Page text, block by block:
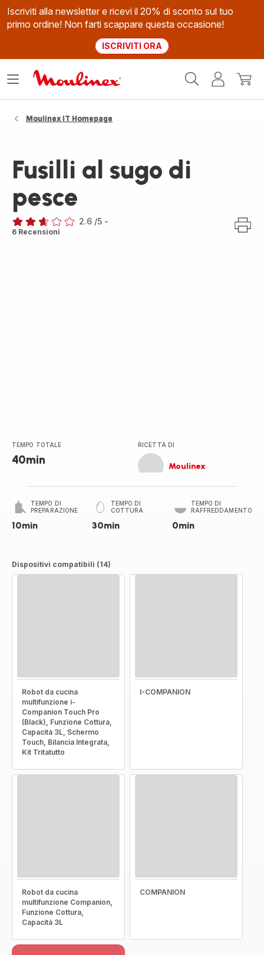
Iscriviti alla newsletter e ricevi il 20% di sconto sul tuo
primo ordine! Non farti scappare questa occasione!
ISCRIVITI ORA
Il
Apri
Moulinex IT Homepage
Fusilli al sugo di
pesce
ratings.2.6
2.6 /5 -
6 Recensioni
TEMPO TOTALE
40min
RICETTA DI
Moulinex
TEMPO DI
PREPARAZIONE
10min
TEMPO DI
COTTURA
30min
TEMPO DI
RAFFREDDAMENTO
0min
Dispositivi compatibili (14)
Robot da cucina
multifunzione i-
Companion Touch Pro
(Black), Funzione Cottura,
Capacità 3L, Schermo
Touch, Bilancia Integrata,
Kit Tritatutto
I-COMPANION
Robot da cucina
multifunzione Companion,
Funzione Cottura,
Capacità 3L
COMPANION